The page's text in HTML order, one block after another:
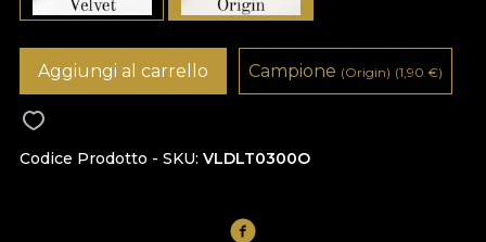
Codice Prodotto - SKU VLDLT0300O
Aggiungi al carrello Campione (Origin) (1,90 €)